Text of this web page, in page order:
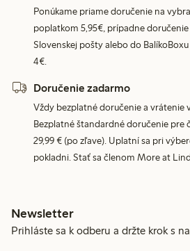
Ponúkame priame doručenie na
poplatkom 5,95€, prípadne
Slovenskej pošty alebo do
4€.
Doručenie zadarmo
Vždy bezplatné doručenie a vrátenie
Bezplatné štandardné doručenie pre
29,99 € (po zľave). Uplatní sa pri
pokladni. Stať sa členom More at
Newsletter
Prihláste sa k odberu a držte krok s